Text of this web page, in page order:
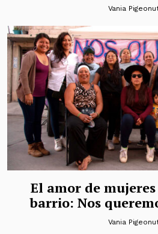
Vania
El amor de
barrio: Nos
Vania